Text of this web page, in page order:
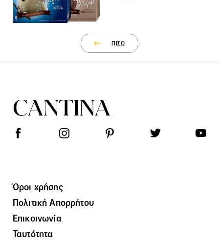
ΠΙΣΩ
Όροι χρήσης
Πολιτική Απορρήτου
Επικοινωνία
Ταυτότητα